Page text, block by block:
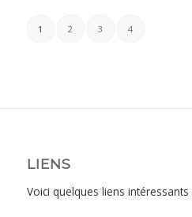
1 2 3 4
LIENS
Voici quelques liens